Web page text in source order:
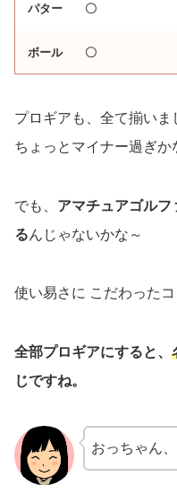
パター 〇
ボール 〇
プロギアも、全て揃いま
ちょっとマイナー過ぎか
でも、 アマチュアゴルフ
るんじゃないかな～
使い易さに こだわった
全部プロギアにすると、
じですね。
おっちゃん